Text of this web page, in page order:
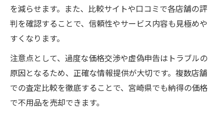
を減らせます。また、比較サイトや口コミで各店舗の評
判を確認することで、信頼性やサービス内容も見極めや
すくなります。
注意点として、過度な価格交渉や虚偽申告はトラブルの
原因となるため、正確な情報提供が大切です。複数店舗
での査定比較を徹底することで、宮崎県でも納得の価格
で不用品を売却できます。